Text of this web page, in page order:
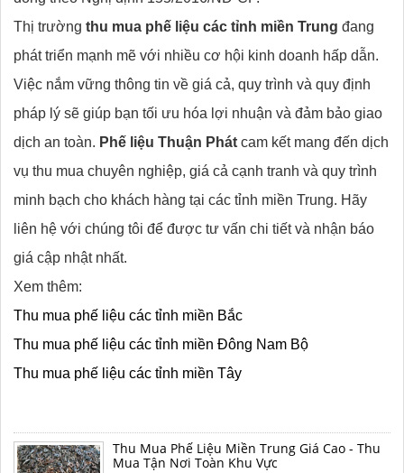
Thị trường thu mua phế liệu các tỉnh miền Trung đang
phát triển mạnh mẽ với nhiều cơ hội kinh doanh hấp dẫn.
Việc nắm vững thông tin về giá cả, quy trình và quy định
pháp lý sẽ giúp bạn tối ưu hóa lợi nhuận và đảm bảo giao
dịch an toàn. Phế liệu Thuận Phát cam kết mang đến dịch
vụ thu mua chuyên nghiệp, giá cả cạnh tranh và quy trình
minh bạch cho khách hàng tại các tỉnh miền Trung. Hãy
liên hệ với chúng tôi để được tư vấn chi tiết và nhận báo
giá cập nhật nhất.
Xem thêm:
Thu mua phế liệu các tỉnh miền Bắc
Thu mua phế liệu các tỉnh miền Đông Nam Bộ
Thu mua phế liệu các tỉnh miền Tây
Thu Mua Phế Liệu Miền Trung Giá Cao - Thu
Mua Tận Nơi Toàn Khu Vực